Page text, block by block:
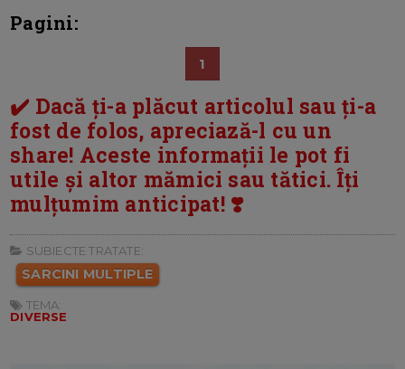
Pagini:
1
✔️ Dacă ți-a plăcut articolul sau ți-a
fost de folos, apreciază-l cu un
share! Aceste informații le pot fi
utile și altor mămici sau tătici. Îți
mulțumim anticipat! ❣️
SUBIECTE TRATATE:
SARCINI MULTIPLE
TEMA:
DIVERSE